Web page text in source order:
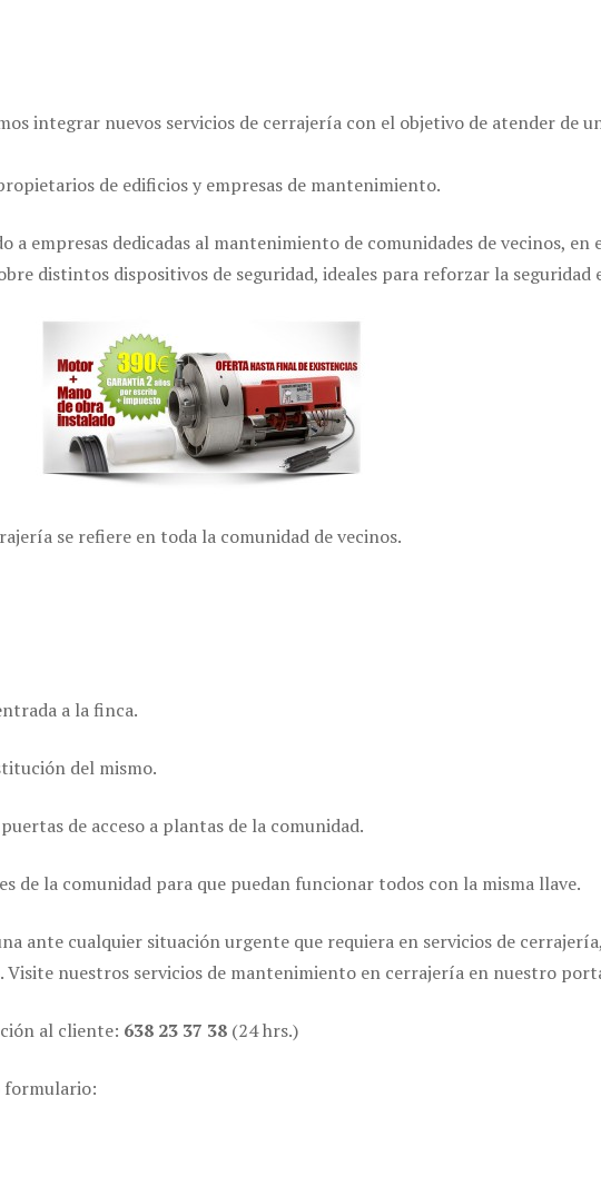
integrar nuevos servicios de cerrajería con el objetivo de atender de
de edificios y empresas de mantenimiento.
a empresas dedicadas al mantenimiento de comunidades de vecinos,
distintos dispositivos de seguridad, ideales para reforzar la seguridad
se refiere en toda la comunidad de vecinos.
a la finca.
del mismo.
de acceso a plantas de la comunidad.
de la comunidad para que puedan funcionar todos con la misma llave.
ante cualquier situación urgente que requiera en servicios de
Visite nuestros servicios de mantenimiento en cerrajería en nuestro
al cliente: 638 23 37 38 (24 hrs.)
formulario: